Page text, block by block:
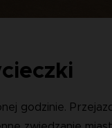
godzinie.